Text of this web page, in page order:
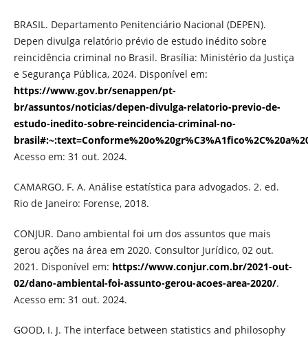
BRASIL. Departamento Penitenciário Nacional (DEPEN).
Depen divulga relatório prévio de estudo inédito sobre
reincidência criminal no Brasil. Brasília: Ministério da Justiça
e Segurança Pública, 2024. Disponível em:
https://www.gov.br/senappen/pt-
br/assuntos/noticias/depen-divulga-relatorio-previo-de-
estudo-inedito-sobre-reincidencia-criminal-no-
Acesso em: 31 out. 2024.
CAMARGO, F. A. Análise estatística para advogados. 2. ed.
Rio de Janeiro: Forense, 2018.
CONJUR. Dano ambiental foi um dos assuntos que mais
gerou ações na área em 2020. Consultor Jurídico, 02 out.
2021. Disponível em: https://www.conjur.com.br/2021-out-
02/dano-ambiental-foi-assunto-gerou-acoes-area-2020/.
Acesso em: 31 out. 2024.
GOOD, I. J. The interface between statistics and philosophy